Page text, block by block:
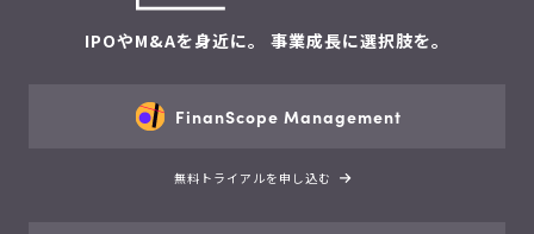
IPOやM&Aを身近に。 事業成長に選択肢を。
FinanScope Management
無料トライアルを申し込む